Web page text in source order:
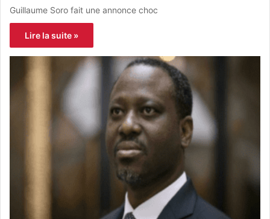
Guillaume Soro fait une annonce choc
Lire la suite »